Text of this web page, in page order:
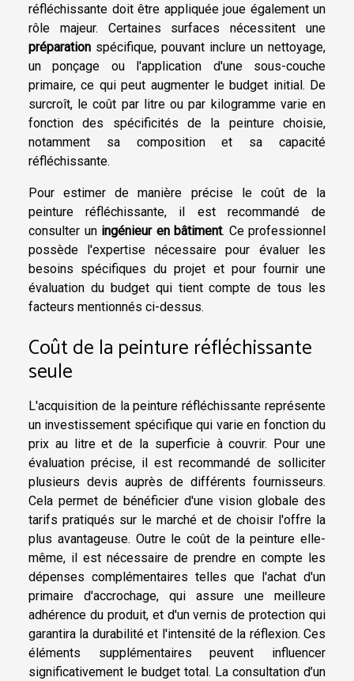
réfléchissante doit être appliquée joue également un
rôle majeur. Certaines surfaces nécessitent une
préparation spécifique, pouvant inclure un nettoyage,
un ponçage ou l'application d'une sous-couche
primaire, ce qui peut augmenter le budget initial. De
surcroît, le coût par litre ou par kilogramme varie en
fonction des spécificités de la peinture choisie,
notamment sa composition et sa capacité
réfléchissante.
Pour estimer de manière précise le coût de la
peinture réfléchissante, il est recommandé de
consulter un ingénieur en bâtiment. Ce professionnel
possède l'expertise nécessaire pour évaluer les
besoins spécifiques du projet et pour fournir une
évaluation du budget qui tient compte de tous les
facteurs mentionnés ci-dessus.
Coût de la peinture réfléchissante
seule
L'acquisition de la peinture réfléchissante représente
un investissement spécifique qui varie en fonction du
prix au litre et de la superficie à couvrir. Pour une
évaluation précise, il est recommandé de solliciter
plusieurs devis auprès de différents fournisseurs.
Cela permet de bénéficier d'une vision globale des
tarifs pratiqués sur le marché et de choisir l'offre la
plus avantageuse. Outre le coût de la peinture elle-
même, il est nécessaire de prendre en compte les
dépenses complémentaires telles que l'achat d'un
primaire d'accrochage, qui assure une meilleure
adhérence du produit, et d'un vernis de protection qui
garantira la durabilité et l'intensité de la réflexion. Ces
éléments supplémentaires peuvent influencer
significativement le budget total. La consultation d’un